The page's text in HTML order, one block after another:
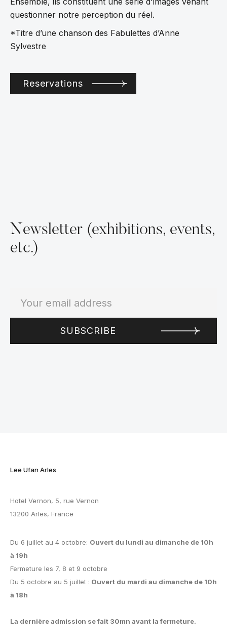
questionner notre perception du réel.
*Titre d’une chanson des Fabulettes d’Anne
Sylvestre
Reservations
Newsletter (exhibitions, events,
etc.)
Lee Ufan Arles
Hotel Vernon, 5, rue Vernon
13200 Arles, France
Du 6 juillet au 4 octobre: Ouvert du lundi au dimanche de 10h
à 19h
Fermeture les 7, 8 et 9 octobre
Du 5 octobre au 5 juillet : Ouvert du mardi au dimanche de 10h
à 18h
La dernière admission se fait 30mn avant la fermeture.